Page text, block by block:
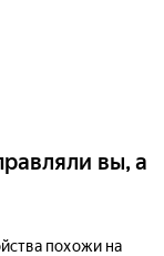
вы, а
похожи на